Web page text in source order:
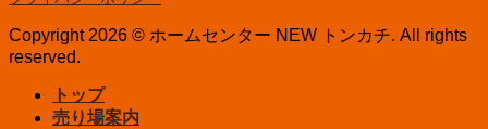
Copyright 2026 © ホームセンター NEW トンカチ. All rights
reserved.
トップ
売り場案内